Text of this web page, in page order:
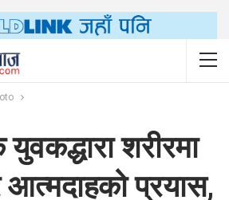
शरीरमा
प्रयास,